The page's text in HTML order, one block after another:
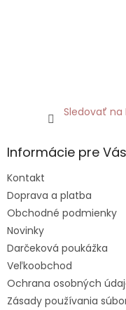
Sledovať
Informácie pre Vás
Kontakt
Doprava a platba
Obchodné podmienky
Novinky
Darčeková poukážka
Veľkoobchod
Ochrana osobných
Zásady používania